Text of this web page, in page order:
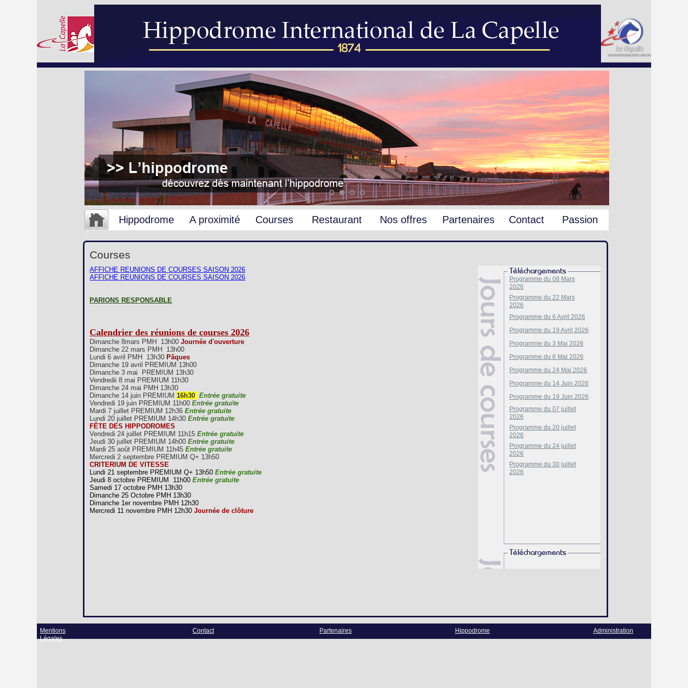
Hippodrome A proximité Courses Restaurant Nos offres
Loges
Partenaires Contact Passion
Courses
AFFICHE REUNIONS DE COURSES SAISON 2026
AFFICHE REUNIONS DE COURSES SAISON 2026
PARIONS RESPONSABLE
Calendrier des réunions de courses 2026
Dimanche 8mars PMH 13h00Journée d'ouverture
Dimanche 22 mars PMH 13h00
Lundi 6 avril PMH 13h30 Pâques
Dimanche 19 avril PREMIUM 13h00
Dimanche 3 mai PREMIUM 13h30
Vendredii 8 mai PREMIUM 11h30
Dimanche 24 mai PMH 13h30
Dimanche 14 juin PREMIUM16h30 Entrée gratuite
Vendredi 19 juin PREMIUM 11h00Entrée gratuite
Mardi 7 juillet PREMIUM 12h36Entrée gratuite
Lundi 20 juillet PREMIUM 14h30Entrée gratuite
FÊTE DES HIPPODROMES
Vendredi 24 juillet PREMIUM 11h15Entrée gratuite
Jeudi 30 juillet PREMIUM 14h00 Entrée gratuite
Mardi 25 août PREMIUM 11h45Entrée gratuite
Mercredi 2 septembre PREMIUM Q+ 13h50
CRITERIUM DE VITESSE
Lundi 21 septembre PREMIUM Q+ 13h50Entrée gratuite
Jeudi 8 octobre PREMIUM 11h00Entrée gratuite
Samedi 17 octobre PMH 13h30
Dimanche 25 Octobre PMH 13h30
Dimanche 1er novembre PMH 12h30
Mercredi 11 novembre PMH 12h30Journée de clôture
Programme du 08 Mars
2026
Programme du 22 Mars
2026
Programme du 6 Avril 2026
Programme du 19 Avril 2026
Programme du 3 Mai 2026
Programme du 8 Mai 2026
Programme du 24 Mai 2026
Programme du 14 Juin 2026
Programme du 19 Juin 2026
Programme du 07 juillet
2026
Programme du 20 juillet
2026
Programme du 24 juillet
2026
Programme du 30 juillet
2026
Mentions
Légales
Contact Partenaires Hippodrome Administration